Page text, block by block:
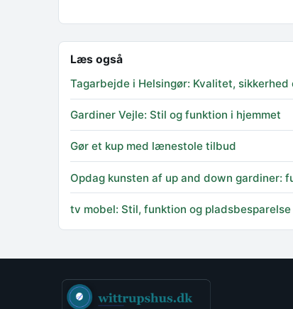
Læs også
Tagarbejde i Helsingør: Kvalitet,
Gardiner Vejle: Stil og funktion i hjemmet
Gør et kup med lænestole tilbud
Opdag kunsten af up and down gardiner:
tv mobel: Stil, funktion og